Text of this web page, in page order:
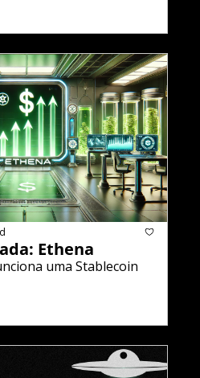
Ethena
uma Stablecoin